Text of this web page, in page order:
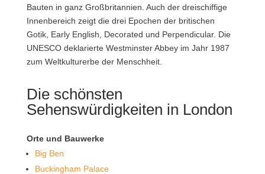
Bauten in ganz Großbritannien. Auch der dreischiffige
Innenbereich zeigt die drei Epochen der britischen
Gotik, Early English, Decorated und Perpendicular. Die
UNESCO deklarierte Westminster Abbey im Jahr 1987
zum Weltkulturerbe der Menschheit.
Die schönsten
Sehenswürdigkeiten in London
Orte und Bauwerke
Big Ben
Buckingham Palace